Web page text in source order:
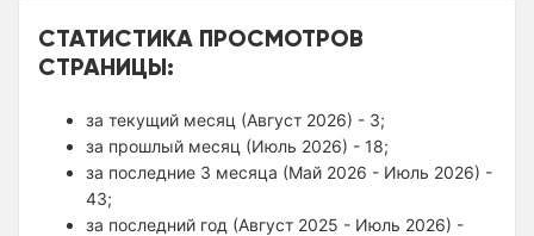
СТАТИСТИКА ПРОСМОТРОВ
СТРАНИЦЫ:
за текущий месяц (Август 2026) - 3;
за прошлый месяц (Июль 2026) - 18;
за последние 3 месяца (Май 2026 - Июль 2026) -
43;
за последний год (Август 2025 - Июль 2026) -